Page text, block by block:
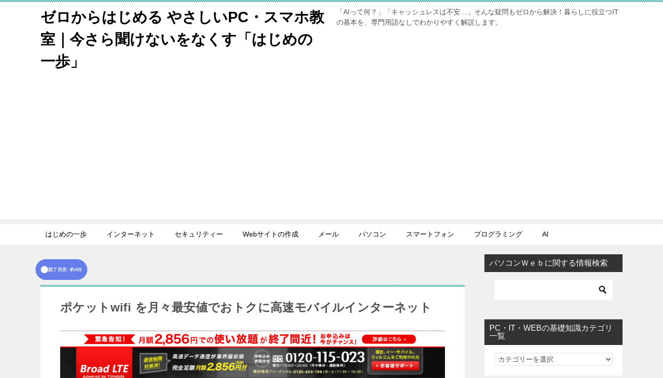
ゼロからはじめる やさしいPC・スマホ教
室｜今さら聞けないをなくす「はじめの
一歩」
「AIって何？」「キャッシュレスは不安…」そんな疑問もゼロから解決！暮らしに役立つIT
の基本を、専門用語なしでわかりやすく解説します。
はじめの一歩 インターネット セキュリティー Webサイトの作成 メール パソコン スマートフォン プログラミング AI
読了目安: 約4分
ポケットwifi を月々最安値でおトクに高速モバイルインターネット
パソコンＷｅｂに関する情報検索
PC・IT・WEBの基礎知識カテゴリ
一覧
PC・IT・WEBの基礎知識カテゴリ一覧